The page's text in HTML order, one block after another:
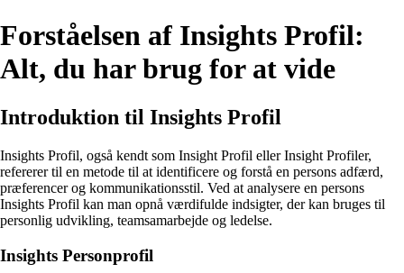
Forståelsen af Insights Profil:
Alt, du har brug for at vide
Introduktion til Insights Profil
Insights Profil, også kendt som Insight Profil eller Insight Profiler,
refererer til en metode til at identificere og forstå en persons adfærd,
præferencer og kommunikationsstil. Ved at analysere en persons
Insights Profil kan man opnå værdifulde indsigter, der kan bruges til
personlig udvikling, teamsamarbejde og ledelse.
Insights Personprofil